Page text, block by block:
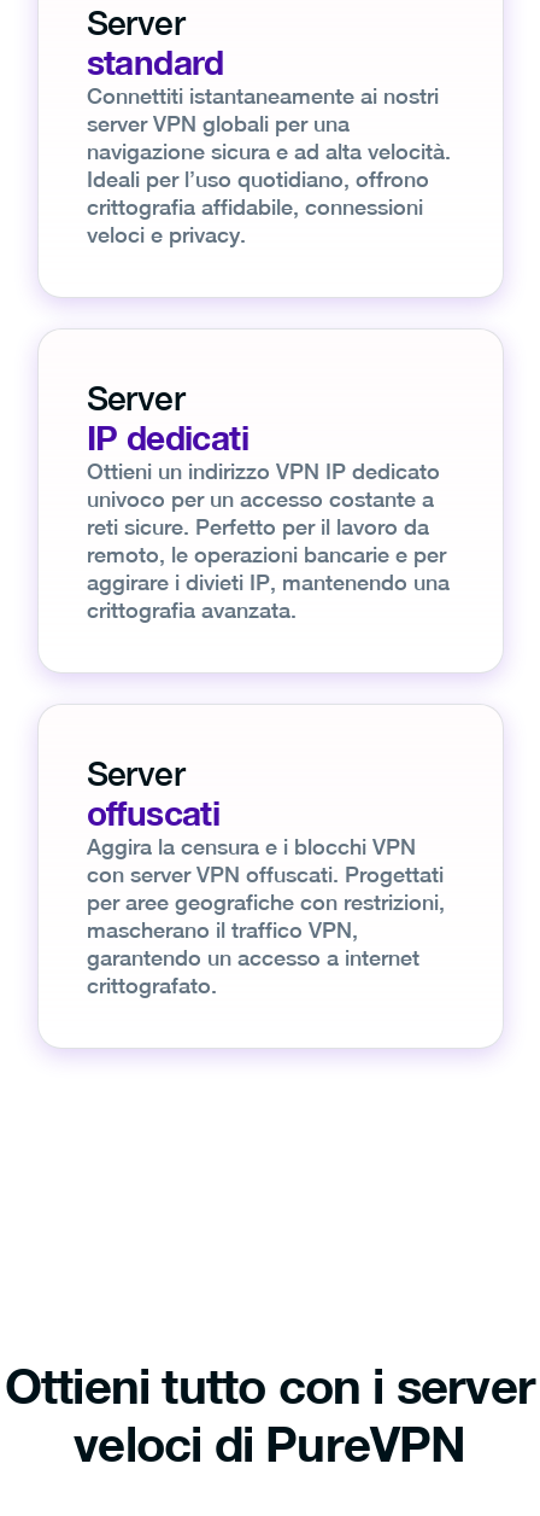
Server
standard
Connettiti istantaneamente ai nostri
server VPN globali per una
navigazione sicura e ad alta velocità.
Ideali per l’uso quotidiano, offrono
crittografia affidabile, connessioni
veloci e privacy.
Server
IP dedicati
Ottieni un indirizzo VPN IP dedicato
univoco per un accesso costante a
reti sicure. Perfetto per il lavoro da
remoto, le operazioni bancarie e per
aggirare i divieti IP, mantenendo una
crittografia avanzata.
Server
offuscati
Aggira la censura e i blocchi VPN
con server VPN offuscati. Progettati
per aree geografiche con restrizioni,
mascherano il traffico VPN,
garantendo un accesso a internet
crittografato.
Ottieni tutto con i server
veloci di PureVPN